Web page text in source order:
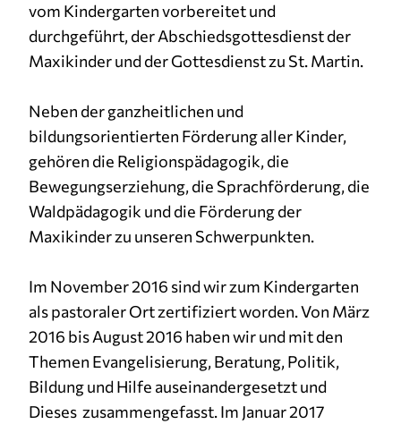
vom Kindergarten vorbereitet und
durchgeführt, der Abschiedsgottesdienst der
Maxikinder und der Gottesdienst zu St. Martin.
Neben der ganzheitlichen und
bildungsorientierten Förderung aller Kinder,
gehören die Religionspädagogik, die
Bewegungserziehung, die Sprachförderung, die
Waldpädagogik und die Förderung der
Maxikinder zu unseren Schwerpunkten.
Im November 2016 sind wir zum Kindergarten
als pastoraler Ort zertifiziert worden. Von März
2016 bis August 2016 haben wir und mit den
Themen Evangelisierung, Beratung, Politik,
Bildung und Hilfe auseinandergesetzt und
Dieses zusammengefasst. Im Januar 2017